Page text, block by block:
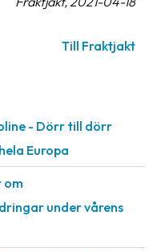
Till Fraktjakt
- Dörr till dörr
Europa
om
under vårens